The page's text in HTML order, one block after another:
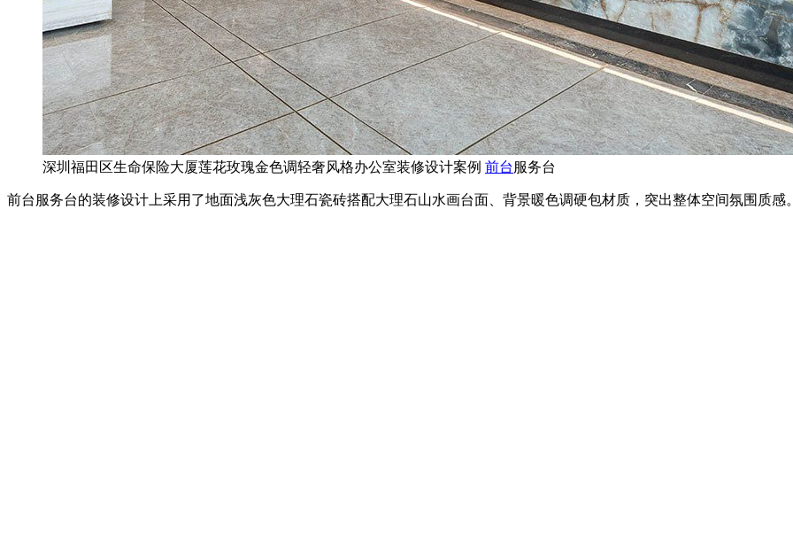
深圳福田区生命保险大厦莲花玫瑰金色调轻奢风格办公室装修设计案例 前台 服务台
前台服务台的装修设计上采用了地面浅灰色大理石瓷砖搭配大理石山水画台面、背景暖色调硬包材质，突出整体空间氛围质感